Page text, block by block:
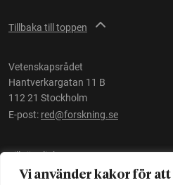
Vi använder kakor för att
Tillbaka till toppen
Vetenskapsrådet
Hantverkargatan 11 B
112 21 Stockholm
E-post: red@forskning.se
Tillgänglighet